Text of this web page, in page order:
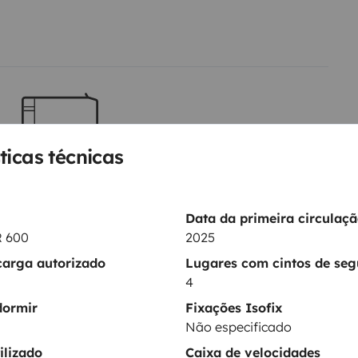
técnicas
600
Data da primeira
2025
autorizado
Lugares com cintos de
4
Fixações Isofix
Não especificado
Caixa de velocidades
Cama 2
Camas sobrepostas
Câmara traseira